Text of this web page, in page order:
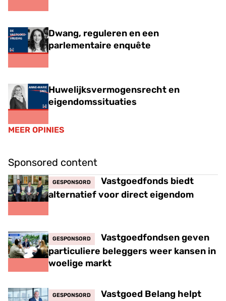
Dwang, reguleren en een
parlementaire enquête
Huwelijksvermogensrecht en
eigendomssituaties
MEER OPINIES
Sponsored content
GESPONSORD
Vastgoedfonds biedt
alternatief voor direct eigendom
GESPONSORD
Vastgoedfondsen geven
particuliere beleggers weer kansen in
woelige markt
GESPONSORD
Vastgoed Belang helpt